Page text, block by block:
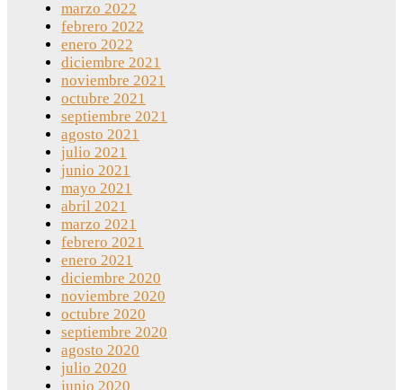
marzo 2022
febrero 2022
enero 2022
diciembre 2021
noviembre 2021
octubre 2021
septiembre 2021
agosto 2021
julio 2021
junio 2021
mayo 2021
abril 2021
marzo 2021
febrero 2021
enero 2021
diciembre 2020
noviembre 2020
octubre 2020
septiembre 2020
agosto 2020
julio 2020
junio 2020